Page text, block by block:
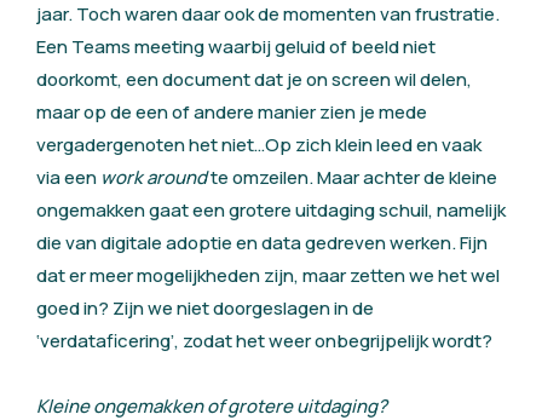
jaar. Toch waren daar ook de momenten van frustratie.
Een Teams meeting waarbij geluid of beeld niet
doorkomt, een document dat je on screen wil delen,
maar op de een of andere manier zien je mede
vergadergenoten het niet…Op zich klein leed en vaak
via een work aroundte omzeilen. Maar achter de kleine
ongemakken gaat een grotere uitdaging schuil, namelijk
die van digitale adoptie en data gedreven werken. Fijn
dat er meer mogelijkheden zijn, maar zetten we het wel
goed in? Zijn we niet doorgeslagen in de
‘verdataficering’, zodat het weer onbegrijpelijk wordt?
Kleine ongemakken of grotere uitdaging?